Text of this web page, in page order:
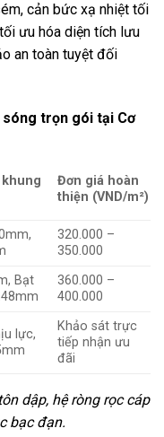
cản bức xạ nhiệt tối
ưu hóa diện tích lưu
an toàn tuyệt đối
sóng trọn gói tại Cơ
Đơn giá hoàn
thiện (VND/m²)
320.000 –
350.000
Bạt
360.000 –
400.000
lực,
Khảo sát trực
tiếp nhận ưu
đãi
dập, hệ ròng rọc cáp
bạc đạn.